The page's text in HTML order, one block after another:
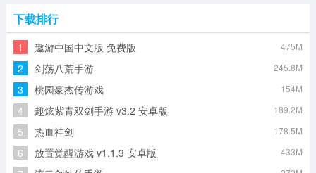
下载排行
1 遨游中国中文版 免费版 475M
2 剑荡八荒手游 245.8M
3 桃园豪杰传游戏 154M
4 趣炫紫青双剑手游 v3.2 安卓版 189.2M
5 热血神剑 178.5M
6 放置觉醒游戏 v1.1.3 安卓版 433M